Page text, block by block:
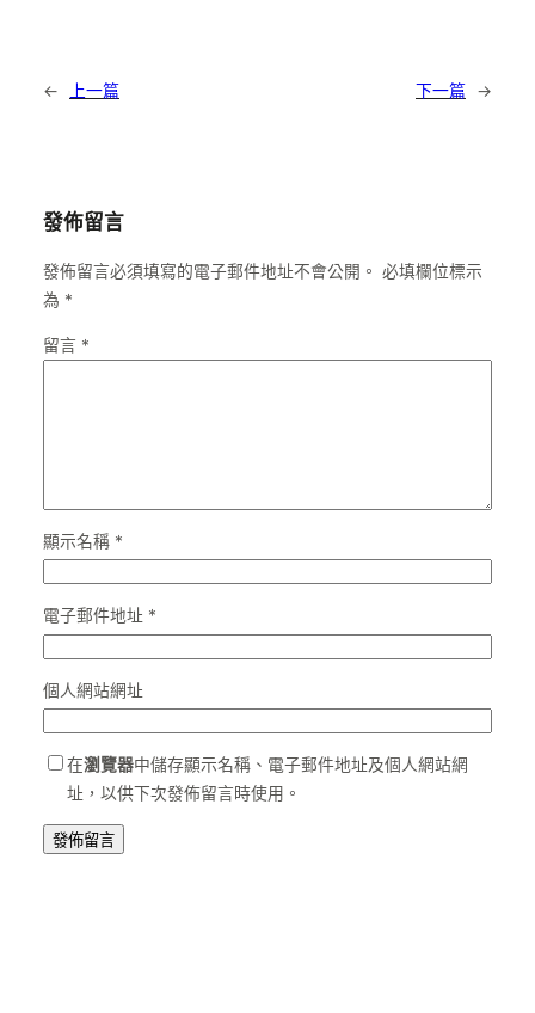
← 上一篇 下一篇 →
發佈留言
發佈留言必須填寫的電子郵件地址不會公開。 必填欄位標示
為 *
留言 *
顯示名稱 *
電子郵件地址 *
個人網站網址
在瀏覽器中儲存顯示名稱、電子郵件地址及個人網站網
址，以供下次發佈留言時使用。